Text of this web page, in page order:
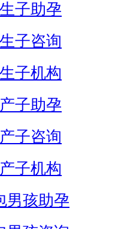
子助孕
子咨询
子机构
子助孕
子咨询
子机构
男孩助孕